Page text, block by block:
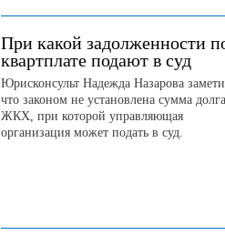
При какой задолженности
квартплате подают в суд
Юрисконсульт Надежда Назарова
что законом не установлена сумма
ЖКХ, при которой управляющая
организация может подать в суд.